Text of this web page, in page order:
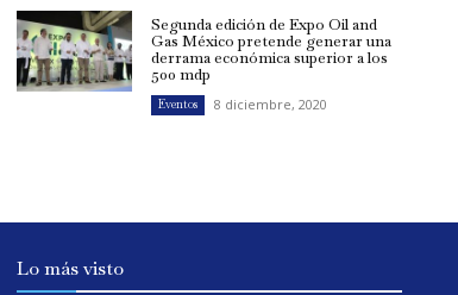
Segunda edición de Expo Oil and
Gas México pretende generar una
derrama económica superior a los
500 mdp
Eventos 8 diciembre, 2020
Lo más visto